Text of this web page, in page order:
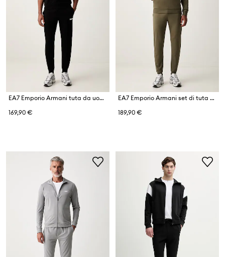
EA7 Emporio Armani tuta da uomo in cotone
169,90 €
EA7 Emporio Armani set di tuta da uomo con cotone
189,90 €